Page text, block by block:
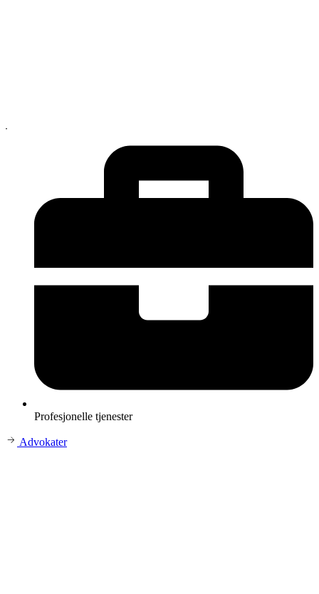
Profesjonelle tjenester
Advokater